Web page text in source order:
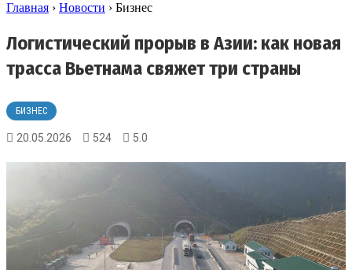
Главная › Новости › Бизнес
Логистический прорыв в Азии: как новая
трасса Вьетнама свяжет три страны
БИЗНЕС
20.05.2026 524 5.0